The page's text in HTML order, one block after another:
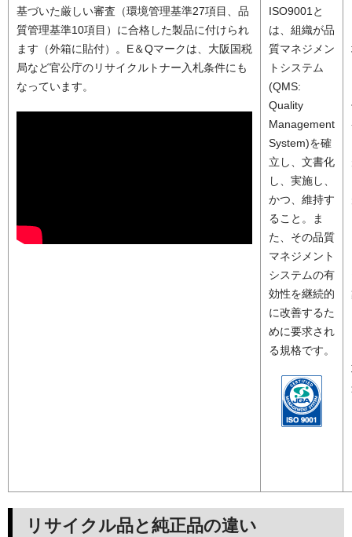
基づいた厳しい審査（環境管理基準27項目、品
質管理基準10項目）に合格した製品に付けられ
ます（外箱に貼付）。E＆Qマークは、大阪国税
局など官公庁のリサイクルトナー入札条件にも
なっています。
ISO9001と
は、組織が品
質マネジメン
トシステム
(QMS:
Quality
Management
System)を確
立し、文書化
し、実施し、
かつ、維持す
ること。ま
た、その品質
マネジメント
システムの有
効性を継続的
に改善するた
めに要求され
る規格です。
リサイクル品と純正品の違い